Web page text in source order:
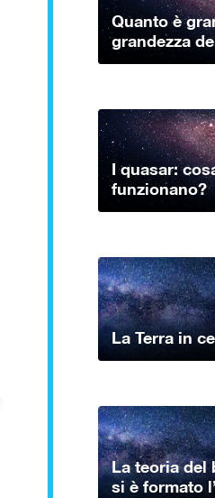
Quanto è
grandezza
I quasar:
funzionano?
La Terra in
La teoria del
si è formato